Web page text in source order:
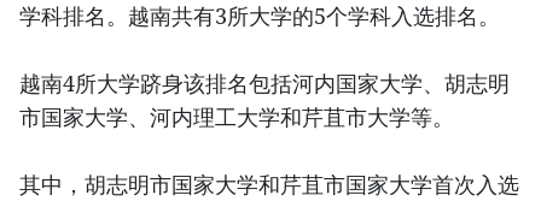
学科排名。越南共有3所大学的5个学科入选排名。
越南4所大学跻身该排名包括河内国家大学、胡志明
市国家大学、河内理工大学和芹苴市大学等。
其中，胡志明市国家大学和芹苴市国家大学首次入选